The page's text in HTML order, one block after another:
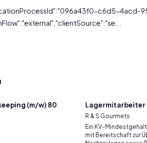
c6d5-4acd-
(m/w) 80
Lagermitarbeiter
R & S Gourmets
Ein KV-
mit Bereitschaft zur